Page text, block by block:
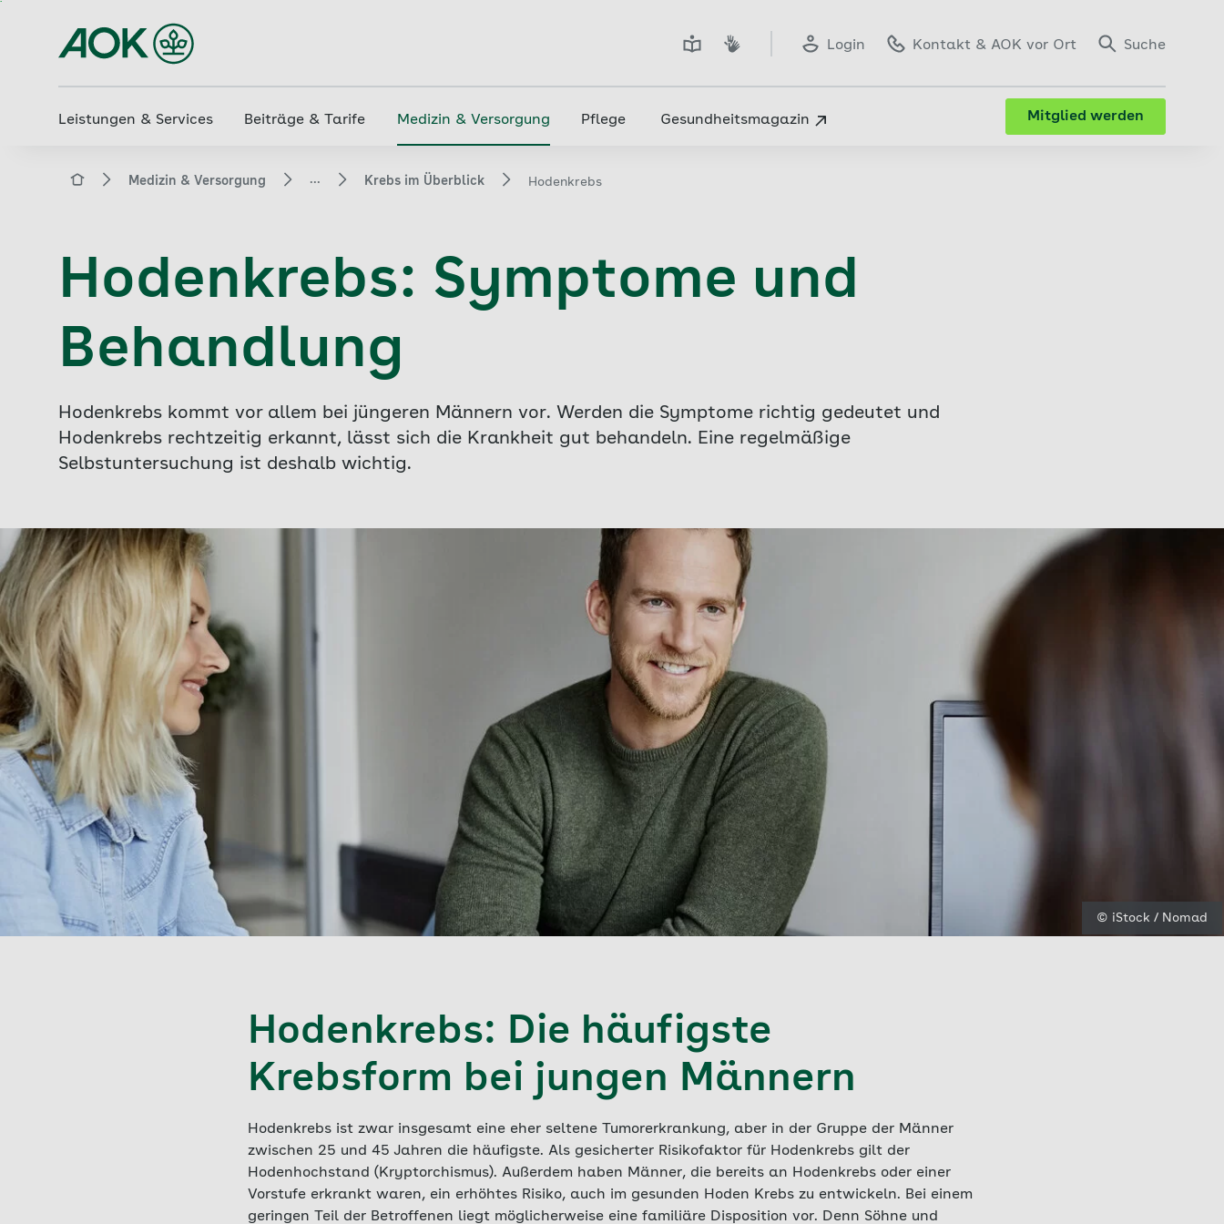
Hauptinhalt
springen
Login Kontakt & AOK vor Ort Suche
Leistungen & Services Beiträge & Tarife Medizin & Versorgung Pflege Gesundheitsmagazin Mitglied werden
aok.de Medizin & Versorgung ... Krebs im Überblick Hodenkrebs
Hodenkrebs: Symptome und
Behandlung
Hodenkrebs kommt vor allem bei jüngeren Männern vor. Werden die Symptome richtig gedeutet und
Hodenkrebs rechtzeitig erkannt, lässt sich die Krankheit gut behandeln. Eine regelmäßige
Selbstuntersuchung ist deshalb wichtig.
© iStock / Nomad
Hodenkrebs: Die häufigste
Krebsform bei jungen Männern
Hodenkrebs ist zwar insgesamt eine eher seltene Tumorerkrankung, aber in der Gruppe der Männer
zwischen 25 und 45 Jahren die häufigste. Als gesicherter Risikofaktor für Hodenkrebs gilt der
Hodenhochstand (Kryptorchismus). Außerdem haben Männer, die bereits an Hodenkrebs oder einer
Vorstufe erkrankt waren, ein erhöhtes Risiko, auch im gesunden Hoden Krebs zu entwickeln. Bei einem
geringen Teil der Betroffenen liegt möglicherweise eine familiäre Disposition vor. Denn Söhne und